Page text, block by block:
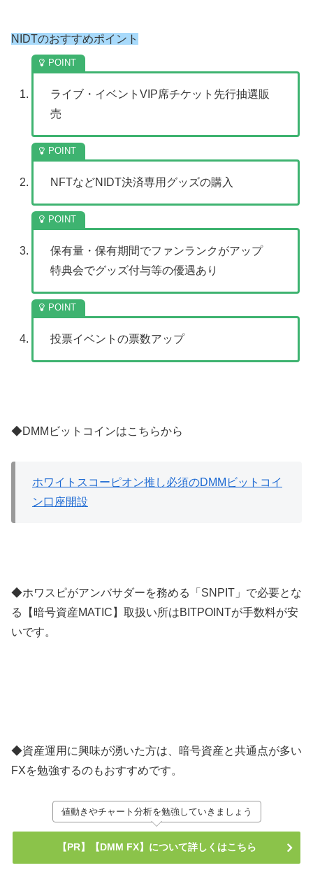
NIDTのおすすめポイント
ライブ・イベントVIP席チケット先行抽選販
売
NFTなどNIDT決済専用グッズの購入
保有量・保有期間でファンランクがアップ
特典会でグッズ付与等の優遇あり
投票イベントの票数アップ
◆DMMビットコインはこちらから
ホワイトスコーピオン推し必須のDMMビットコイ
ン口座開設
◆ホワスピがアンバサダーを務める「SNPIT」で必要とな
る【暗号資産MATIC】取扱い所はBITPOINTが手数料が安
いです。
◆資産運用に興味が湧いた方は、暗号資産と共通点が多い
FXを勉強するのもおすすめです。
値動きやチャート分析を勉強していきましょう
【PR】【DMM FX】について詳しくはこちら